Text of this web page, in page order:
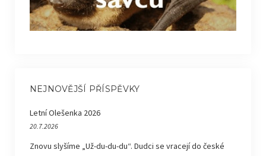
NEJNOVĚJŠÍ PŘÍSPĚVKY
Letní Olešenka 2026
20.7.2026
Znovu slyšíme „Už-du-du-du“. Dudci se vracejí do české